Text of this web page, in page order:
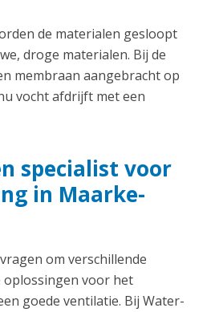
de materialen gesloopt
droge materialen. Bij de
membraan aangebracht op
vocht afdrijft met een
specialist voor
in Maarke-
om verschillende
oplossingen voor het
goede ventilatie. Bij Water-